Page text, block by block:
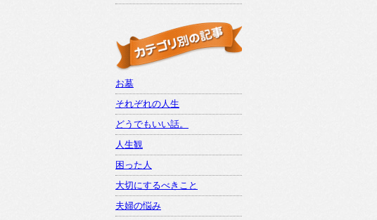
お墓
それぞれの人生
どうでもいい話。
人生観
困った人
大切にするべきこと
夫婦の悩み